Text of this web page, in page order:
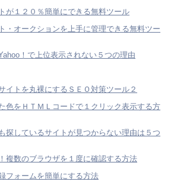
が１２０％簡単にできる無料ツール
・オークションを上手に管理できる無料ツー
！で上位表示されない５つの理由
イトを丸裸にするＳＥＯ対策ツール２
色をＨＴＭＬコードで１クリック表示する方
探しているサイトが見つからない理由は５つ
複数のブラウザを１度に確認する方法
フォームを簡単にする方法